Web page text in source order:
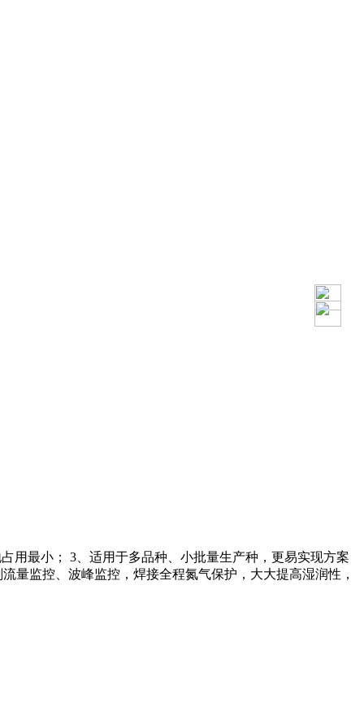
用最小； 3、适用于多品种、小批量生产种，更易实现方案
量监控、波峰监控，焊接全程氮气保护，大大提高湿润性，